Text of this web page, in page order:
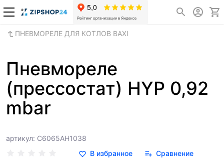
ПНЕВМОРЕЛЕ ДЛЯ КОТЛОВ BAXI
Пневмореле
(прессостат) HYP 0,92
mbar
артикул: C6065AH1038
В избранное
Сравнение